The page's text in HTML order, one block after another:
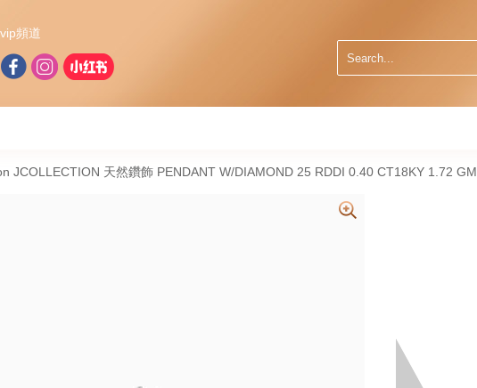
vip頻道
JCOLLECTION 天然鑽飾 PENDANT W/DIAMOND 25 RDDI 0.40 CT18KY 1.72 GM